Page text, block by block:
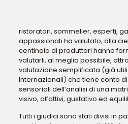
ristoratori, sommelier, esperti,
appassionati ha valutato, alla
centinaia di produttori hanno
valutarli, al meglio possibile,
valutazione semplificata (già
Internazionali) che tiene conto
sensoriali dell’analisi di una
visivo, olfattivi, gustativo ed
Tutti i giudici sono stati divisi in